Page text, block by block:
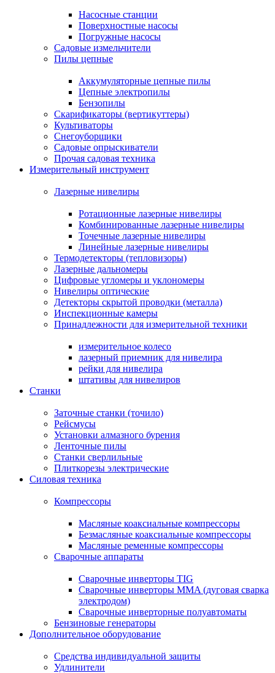
Насосные станции
Поверхностные насосы
Погружные насосы
Садовые измельчители
Пилы цепные
Аккумуляторные цепные пилы
Цепные электропилы
Бензопилы
Скарификаторы (вертикуттеры)
Культиваторы
Снегоуборщики
Садовые опрыскиватели
Прочая садовая техника
Измерительный инструмент
Лазерные нивелиры
Ротационные лазерные нивелиры
Комбинированные лазерные нивелиры
Точечные лазерные нивелиры
Линейные лазерные нивелиры
Термодетекторы (тепловизоры)
Лазерные дальномеры
Цифровые угломеры и уклономеры
Нивелиры оптические
Детекторы скрытой проводки (металла)
Инспекционные камеры
Принадлежности для измерительной техники
измерительное колесо
лазерный приемник для нивелира
рейки для нивелира
штативы для нивелиров
Станки
Заточные станки (точило)
Рейсмусы
Установки алмазного бурения
Ленточные пилы
Станки сверлильные
Плиткорезы электрические
Силовая техника
Компрессоры
Масляные коаксиальные компрессоры
Безмасляные коаксиальные компрессоры
Масляные ременные компрессоры
Сварочные аппараты
Сварочные инверторы TIG
Сварочные инверторы MMA (дуговая сварка
электродом)
Сварочные инверторные полуавтоматы
Бензиновые генераторы
Дополнительное оборудование
Средства индивидуальной защиты
Удлинители